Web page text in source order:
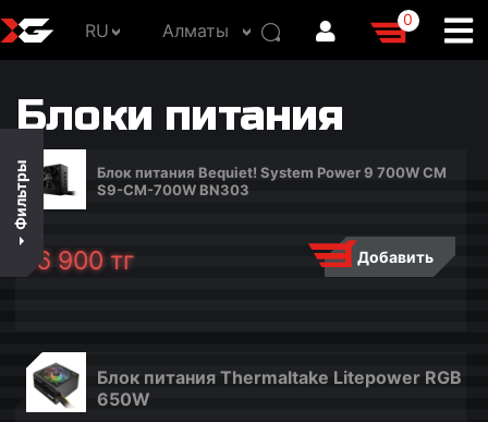
RU Алматы
0
Фильтры
В наличии
По цене
По названию
ДИАПАЗОН ЦЕН
Блоки питания
Блок питания Bequiet! System Power 9 700W CM
S9-CM-700W BN303
Добавить
56 900тг
Блок питания Thermaltake Litepower RGB
650W